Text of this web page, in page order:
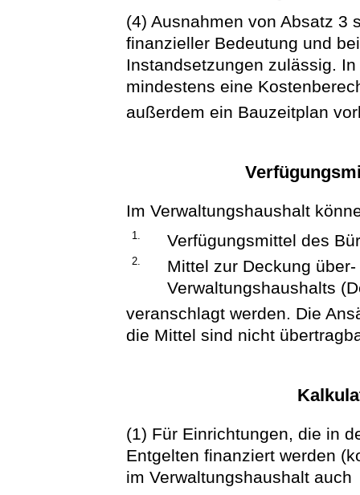
(4) Ausnahmen von Absatz 3
finanzieller Bedeutung und
Instandsetzungen zulässig.
mindestens eine
außerdem ein Bauzeitplan
Im Verwaltungshaushalt
1. Verfügungsmittel des
2.
Mittel zur Deckung
Verwaltungshaushalts
veranschlagt werden. Die
die Mittel sind nicht
(1) Für Einrichtungen, die in
Entgelten finanziert werden
im Verwaltungshaushalt auch